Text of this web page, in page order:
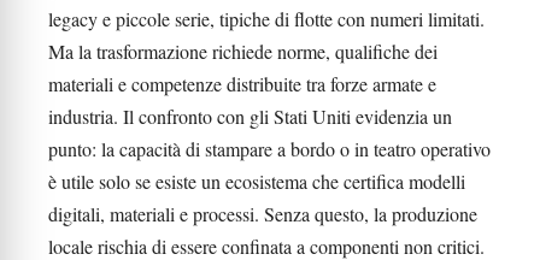
legacy e piccole serie, tipiche di flotte con numeri limitati.
Ma la trasformazione richiede norme, qualifiche dei
materiali e competenze distribuite tra forze armate e
industria. Il confronto con gli Stati Uniti evidenzia un
punto: la capacità di stampare a bordo o in teatro operativo
è utile solo se esiste un ecosistema che certifica modelli
digitali, materiali e processi. Senza questo, la produzione
locale rischia di essere confinata a componenti non critici.